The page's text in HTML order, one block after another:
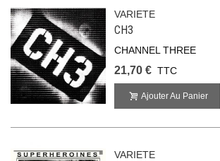
VARIETE
CH3
CHANNEL THREE
21,70 € TTC
Ajouter Au Panier
VARIETE